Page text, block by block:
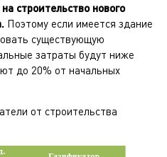
строительство нового
Поэтому если имеется здание
существующую
затраты будут ниже
до 20% от начальных
от строительства